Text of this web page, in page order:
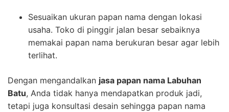
Sesuaikan ukuran papan nama dengan lokasi
usaha. Toko di pinggir jalan besar sebaiknya
memakai papan nama berukuran besar agar lebih
terlihat.
Dengan mengandalkan jasa papan nama Labuhan
Batu, Anda tidak hanya mendapatkan produk jadi,
tetapi juga konsultasi desain sehingga papan nama